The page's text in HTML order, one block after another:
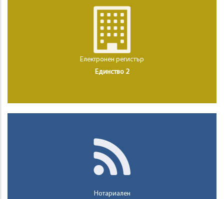
Електронен регистър
Единство 2
Нотариален